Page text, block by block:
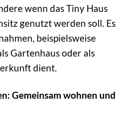
wenn das Tiny Haus
genutzt werden soll. Es
beispielsweise
Gartenhaus oder als
dient.
Gemeinsam wohnen und